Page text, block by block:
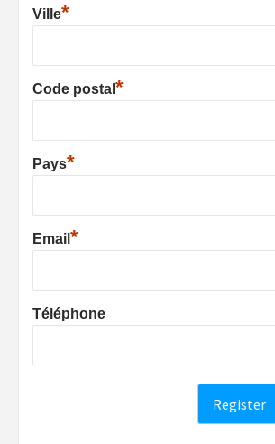
Ville*
Code postal *
Pays*
Email *
Téléphone